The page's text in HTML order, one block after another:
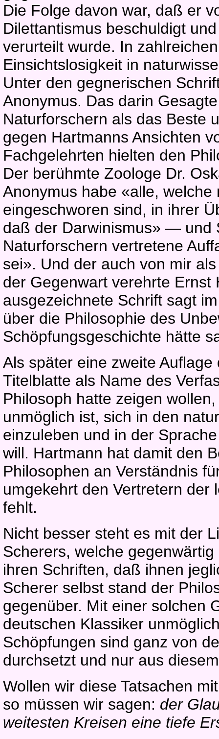
Die Folge davon war, daß er
Dilettantismus beschuldigt
verurteilt wurde. In
Einsichtslosigkeit in
Unter den gegnerischen
Anonymus. Das darin
Naturforschern als das Beste
gegen Hartmanns Ansichten
Fachgelehrten hielten den
Der berühmte Zoologe Dr.
Anonymus habe «alle,
eingeschworen sind, in ihrer
daß der Darwinismus» — und
Naturforschern vertretene
sei». Und der auch von mir
der Gegenwart verehrte Ernst
ausgezeichnete Schrift sagt
über die Philosophie des
Schöpfungsgeschichte hätte
Als später eine zweite
Titelblatte als Name des
Philosoph hatte zeigen
unmöglich ist, sich in den
einzuleben und in der
will. Hartmann hat damit den
Philosophen an Verständnis
umgekehrt den Vertretern der
fehlt.
Nicht besser steht es mit der
Scherers, welche
ihren Schriften, daß ihnen
Scherer selbst stand der
gegenüber. Mit einer solchen
deutschen Klassiker
Schöpfungen sind ganz von
durchsetzt und nur aus
Wollen wir diese Tatsachen
so müssen wir sagen: der
weitesten Kreisen eine tiefe